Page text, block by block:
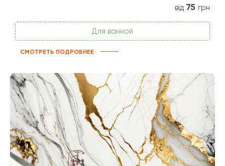
від 75 грн
Для ванной
СМОТРЕТЬ ПОДРОБНЕЕ